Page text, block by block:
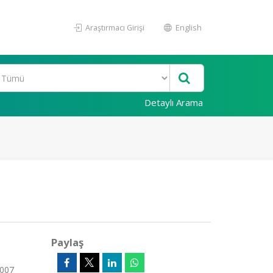
Araştırmacı Girişi English
Detaylı Arama
Paylaş